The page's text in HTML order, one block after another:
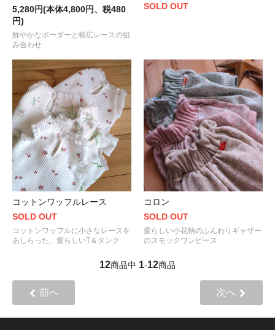
5,280円(本体4,800円、税480
円)
鮮やかなボーダーと幅広レースの組
み合わせ
SOLD OUT
コットンワッフルレース
SOLD OUT
コットンワッフルに小さなレースを
あしらった、愛らしいT＆タンク
コロン
SOLD OUT
愛らしい小花柄のふんわりギャザー
のスモックワンピース
12商品中 1-12商品
前へ 次へ